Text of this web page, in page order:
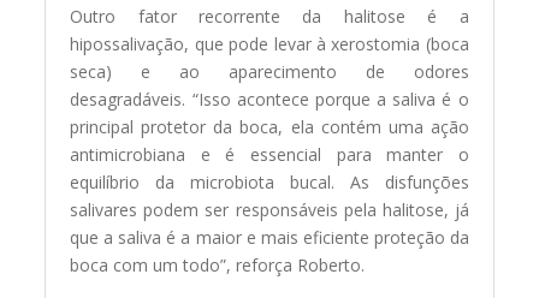
Outro fator recorrente da halitose é a
hipossalivação, que pode levar à xerostomia (boca
seca) e ao aparecimento de odores
desagradáveis. “Isso acontece porque a saliva é o
principal protetor da boca, ela contém uma ação
antimicrobiana e é essencial para manter o
equilíbrio da microbiota bucal. As disfunções
salivares podem ser responsáveis pela halitose, já
que a saliva é a maior e mais eficiente proteção da
boca com um todo”, reforça Roberto.